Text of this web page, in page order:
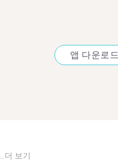
앱 다운로드
더 보기